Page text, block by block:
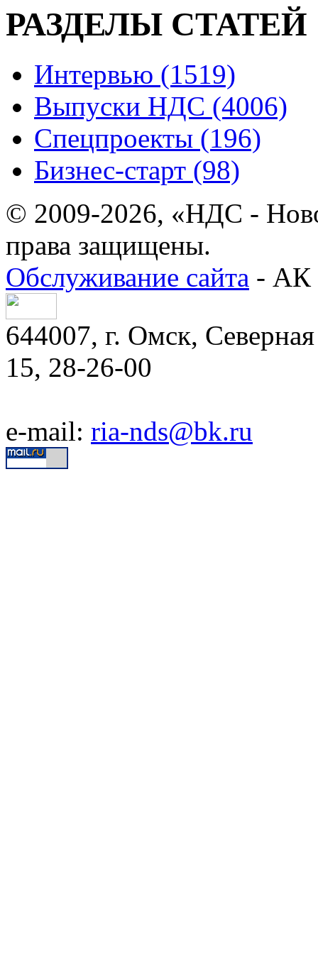
РАЗДЕЛЫ СТАТЕЙ
Интервью (1519)
Выпуски НДС (4006)
Спецпроекты (196)
Бизнес-старт (98)
© 2009-2026, «НДС -
права защищены.
Обслуживание сайта - АК
644007, г. Омск,
15, 28-26-00
e-mail: ria-nds@bk.ru